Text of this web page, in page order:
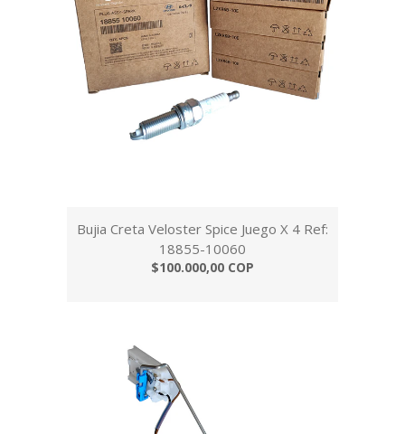
Bujia Creta Veloster Spice Juego X 4 Ref:
18855-10060
$100.000,00 COP